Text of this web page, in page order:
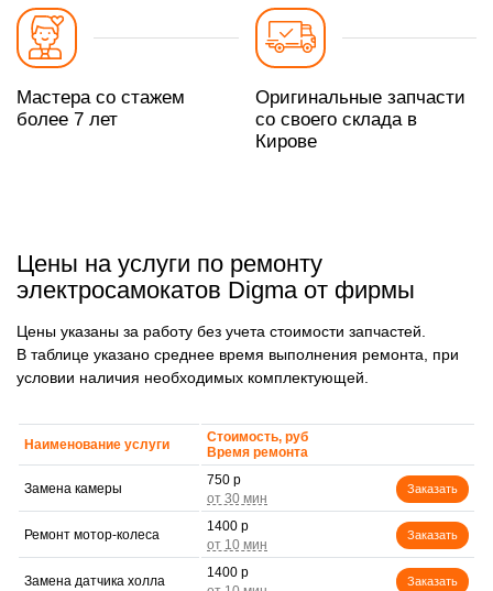
Мастера со стажем
более 7 лет
Оригинальные запчасти
со своего склада в
Кирове
Цены на услуги по ремонту
электросамокатов Digma от фирмы
Цены указаны за работу без учета стоимости запчастей.
В таблице указано среднее время выполнения ремонта, при
условии наличия необходимых комплектующей.
Наименование услуги
Стоимость, руб
Время ремонта
Замена камеры
750 р
Заказать
Ремонт мотор-колеса
1400 р
Заказать
Замена датчика холла
1400 р
Заказать